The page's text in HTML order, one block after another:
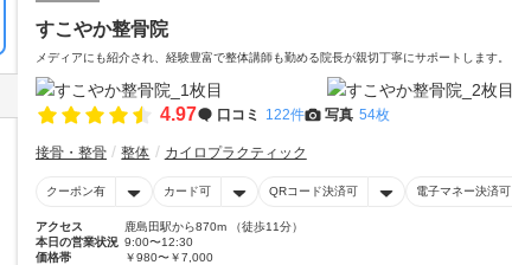
すこやか整骨院
メディアにも紹介され、経験豊富で整体講師も勤める院長が親切丁寧にサポートします。
4.97 口コミ 122件 写真 54枚
接骨・整骨 整体 カイロプラクティック
クーポン有 カード可 QRコード決済可 電子マネー決済可
アクセス
鹿島田駅から870m （徒歩11分）
本日の営業状況 9:00〜12:30
価格帯
￥980〜￥7,000